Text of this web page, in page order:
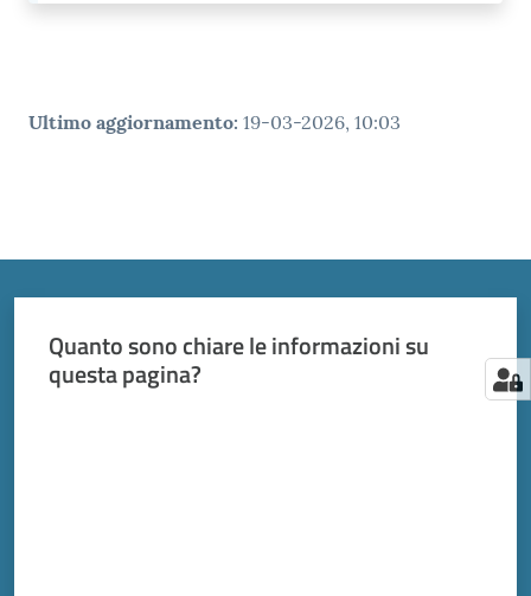
Ultimo aggiornamento: 19-03-2026, 10:03
Quanto sono chiare le informazioni su
questa pagina?